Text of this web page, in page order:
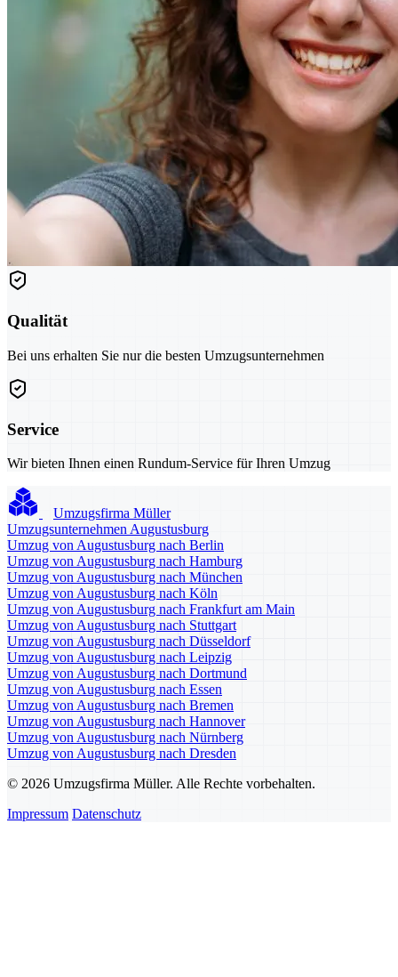
Qualität
Bei uns erhalten Sie nur die besten Umzugsunternehmen
Service
Wir bieten Ihnen einen Rundum-Service für Ihren Umzug
Umzugsfirma Müller
Umzugsunternehmen Augustusburg
Umzug von Augustusburg nach Berlin
Umzug von Augustusburg nach Hamburg
Umzug von Augustusburg nach München
Umzug von Augustusburg nach Köln
Umzug von Augustusburg nach Frankfurt am Main
Umzug von Augustusburg nach Stuttgart
Umzug von Augustusburg nach Düsseldorf
Umzug von Augustusburg nach Leipzig
Umzug von Augustusburg nach Dortmund
Umzug von Augustusburg nach Essen
Umzug von Augustusburg nach Bremen
Umzug von Augustusburg nach Hannover
Umzug von Augustusburg nach Nürnberg
Umzug von Augustusburg nach Dresden
© 2026 Umzugsfirma Müller. Alle Rechte vorbehalten.
Impressum Datenschutz